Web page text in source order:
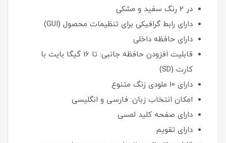
در 2 رنگ سفید و مشکی
دارای رابط گرافیکی برای تنظیمات محصول (GUI)
دارای حافظه داخلی
قابلیت افزودن حافظه جانبی: تا 16 گیگا بایت با
کارت (SD)
دارای 10 ملودی زنگ متنوع
امکان انتخاب زبان: فارسی و انگلیسی
دارای صفحه کلید لمسی
دارای تقویم